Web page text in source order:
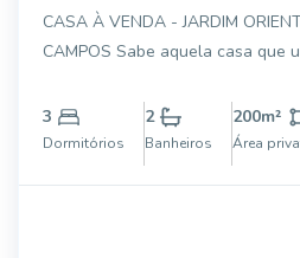
CASA À VENDA - JARDIM
CAMPOS Sabe aquela casa que une espaço, praticidade e
oportunidade que você estava esperando!
funcionais e espaço para toda a
3
Dormitórios
2
Banheiros
200m²
Área